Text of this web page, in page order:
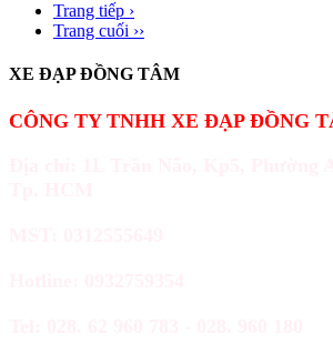
Trang tiếp ›
Trang cuối ››
XE ĐẠP ĐỒNG TÂM
CÔNG TY TNHH XE ĐẠP ĐỒNG